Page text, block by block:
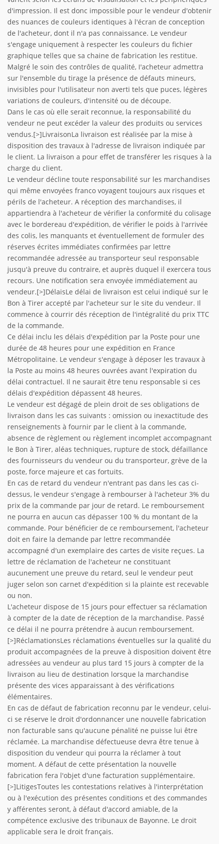
d'impression. Il est donc impossible pour le vendeur d'obtenir
des nuances de couleurs identiques à l'écran de conception
de l'acheteur, dont il n'a pas connaissance. Le vendeur
s'engage uniquement à respecter les couleurs du fichier
graphique telles que sa chaine de fabrication les restitue.
Malgré le soin des contrôles de qualité, I'acheteur admettra
sur l'ensemble du tirage la présence de défauts mineurs,
invisibles pour l'utilisateur non averti tels que puces, légères
variations de couleurs, d'intensité ou de découpe.
Dans le cas où elle serait reconnue, la responsabilité du
vendeur ne peut excéder la valeur des produits ou services
vendus.[>]LivraisonLa livraison est réalisée par la mise à
disposition des travaux à l'adresse de livraison indiquée par
le client. La livraison a pour effet de transférer les risques à la
charge du client.
Le vendeur décline toute responsabilité sur les marchandises
qui même envoyées franco voyagent toujours aux risques et
périls de l'acheteur. A réception des marchandises, il
appartiendra à l'acheteur de vérifier la conformité du colisage
avec le bordereau d'expédition, de vérifier le poids à l'arrivée
des colis, les manquants et éventuellement de formuler des
réserves écrites immédiates confirmées par lettre
recommandée adressée au transporteur seul responsable
jusqu'à preuve du contraire, et auprès duquel il exercera tous
recours. Une notification sera envoyée immédiatement au
vendeur.[>]DélaisLe délai de livraison est celui indiqué sur le
Bon à Tirer accepté par l'acheteur sur le site du vendeur. Il
commence à courrir dés réception de l'intégralité du prix TTC
de la commande.
Ce délai inclu les délais d'expédition par la Poste pour une
durée de 48 heures pour une expédition en France
Métropolitaine. Le vendeur s'engage à déposer les travaux à
la Poste au moins 48 heures ouvrées avant l'expiration du
délai contractuel. Il ne saurait être tenu responsable si ces
délais d'expédition dépassent 48 heures.
Le vendeur est dégagé de plein droit de ses obligations de
livraison dans les cas suivants : omission ou inexactitude des
renseignements à fournir par le client à la commande,
absence de règlement ou règlement incomplet accompagnant
le Bon à Tirer, aléas techniques, rupture de stock, défaillance
des fournisseurs du vendeur ou du transporteur, grève de la
poste, force majeure et cas fortuits.
En cas de retard du vendeur n'entrant pas dans les cas ci-
dessus, le vendeur s'engage à rembourser à l'acheteur 3% du
prix de la commande par jour de retard. Le remboursement
ne pourra en aucun cas dépasser 100 % du montant de la
commande. Pour bénéficier de ce remboursement, l'acheteur
doit en faire la demande par lettre recommandée
accompagné d'un exemplaire des cartes de visite reçues. La
lettre de réclamation de l'acheteur ne constituant
aucunement une preuve du retard, seul le vendeur peut
juger selon son carnet d'expédition si la plainte est recevable
ou non.
L'acheteur dispose de 15 jours pour effectuer sa réclamation
à compter de la date de réception de la marchandise. Passé
ce délai il ne pourra prétendre à aucun remboursement.
[>]RéclamationsLes réclamations éventuelles sur la qualité du
produit accompagnées de la preuve à disposition doivent être
adressées au vendeur au plus tard 15 jours à compter de la
livraison au lieu de destination lorsque la marchandise
présente des vices apparaissant à des vérifications
élémentaires.
En cas de défaut de fabrication reconnu par le vendeur, celui-
ci se réserve le droit d'ordonnancer une nouvelle fabrication
non facturable sans qu'aucune pénalité ne puisse lui être
réclamée. La marchandise défectueuse devra être tenue à
disposition du vendeur qui pourra la réclamer à tout
moment. A défaut de cette présentation la nouvelle
fabrication fera l'objet d'une facturation supplémentaire.
[>]LitigesToutes les contestations relatives à l'interprétation
ou à l'exécution des présentes conditions et des commandes
y afférentes seront, à défaut d'accord amiable, de la
compétence exclusive des tribunaux de Bayonne. Le droit
applicable sera le droit français.